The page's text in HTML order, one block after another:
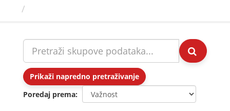
Prikaži napredno pretraživanje
Poredaj prema